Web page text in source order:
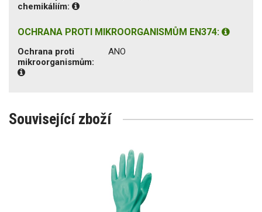
chemikáliím:
OCHRANA PROTI MIKROORGANISMŮM EN374:
Ochrana proti
mikroorganismům:
ANO
Související zboží